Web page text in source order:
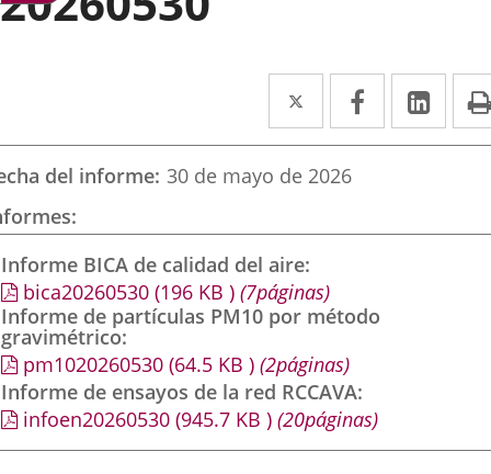
Twitter
Enlace
a
una
externa.
Facebook
Enlace
a
externa.
a
del informe 30 de mayo de 2026
Informe BICA de calidad del aire
bica20260530 (196 KB ) (7páginas)
Informe de partículas PM10 por método
gravimétrico
pm1020260530 (64.5 KB ) (2páginas)
Informe de ensayos de la red RCCAVA
infoen20260530 (945.7 KB ) (20páginas)